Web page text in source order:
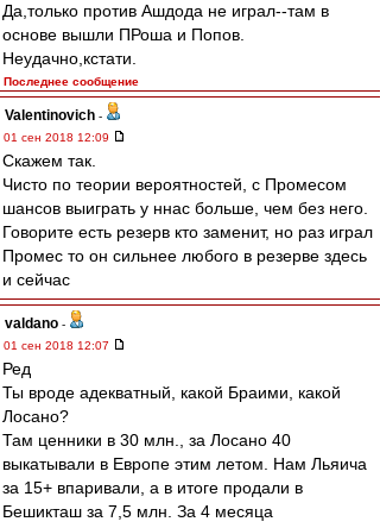
Да,только против Ашдода не играл--там в
основе вышли ПРоша и Попов.
Неудачно,кстати.
Последнее сообщение
Valentinovich -
01 сен 2018 12:09
Скажем так.
Чисто по теории вероятностей, с Промесом
шансов выиграть у ннас больше, чем без него.
Говорите есть резерв кто заменит, но раз играл
Промес то он сильнее любого в резерве здесь
и сейчас
valdano -
01 сен 2018 12:07
Ред
Ты вроде адекватный, какой Браими, какой
Лосано?
Там ценники в 30 млн., за Лосано 40
выкатывали в Европе этим летом. Нам Льяича
за 15+ впаривали, а в итоге продали в
Бешикташ за 7,5 млн. За 4 месяца